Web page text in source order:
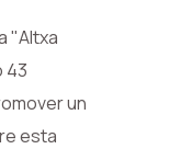
"Altxa
43
un
esta